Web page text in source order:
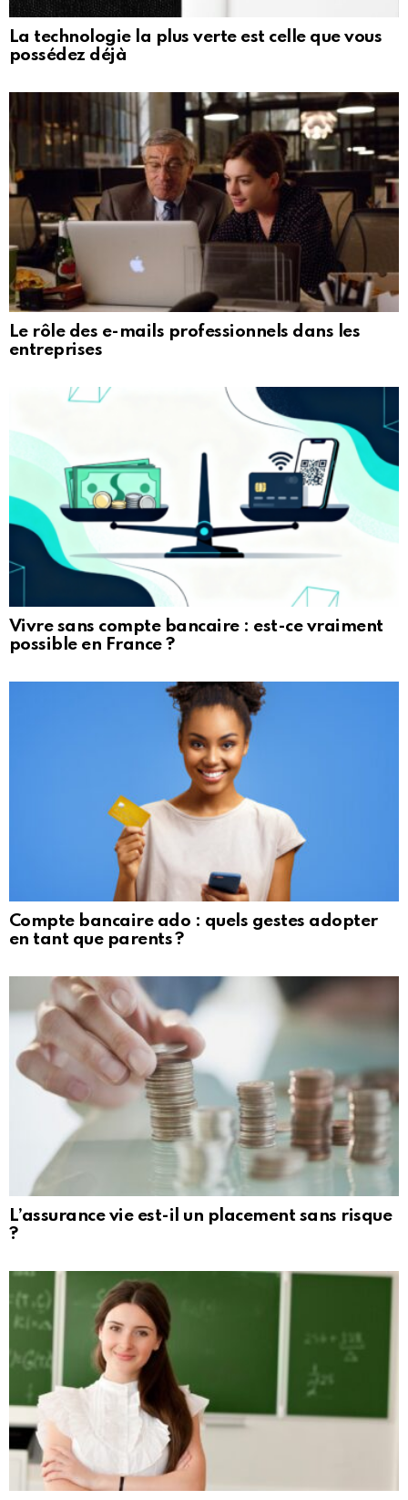
La technologie la plus verte est celle que vous
possédez déjà
Le rôle des e-mails professionnels dans les
entreprises
Vivre sans compte bancaire : est-ce vraiment
possible en France ?
Compte bancaire ado : quels gestes adopter
en tant que parents ?
L’assurance vie est-il un placement sans risque
?